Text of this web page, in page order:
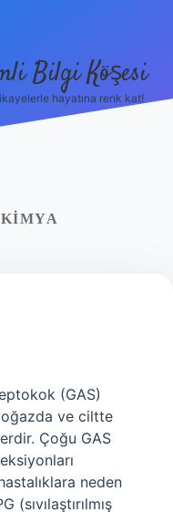
Bilgi Köşesi
hayatına renk kat!
(GAS)
ve ciltte
Çoğu GAS
neden